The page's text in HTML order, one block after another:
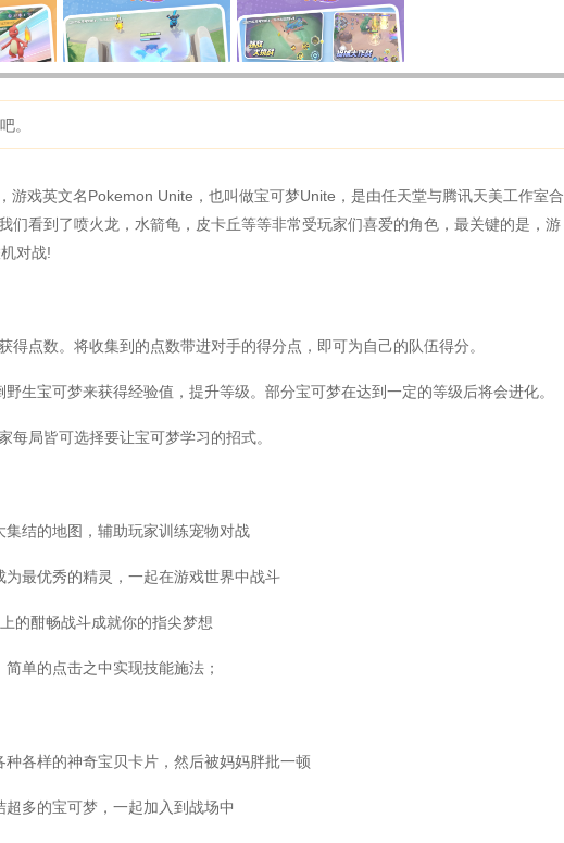
。
游戏英文名Pokemon Unite，也叫做宝可梦Unite，是由任天堂与腾讯天美工作室合
们看到了喷火龙，水箭龟，皮卡丘等等非常受玩家们喜爱的角色，最关键的是，游
对战!
得点数。将收集到的点数带进对手的得分点，即可为自己的队伍得分。
生宝可梦来获得经验值，提升等级。部分宝可梦在达到一定的等级后将会进化。
局皆可选择要让宝可梦学习的招式。
结的地图，辅助玩家训练宠物对战
最优秀的精灵，一起在游戏世界中战斗
的酣畅战斗成就你的指尖梦想
单的点击之中实现技能施法；
各样的神奇宝贝卡片，然后被妈妈胖批一顿
多的宝可梦，一起加入到战场中